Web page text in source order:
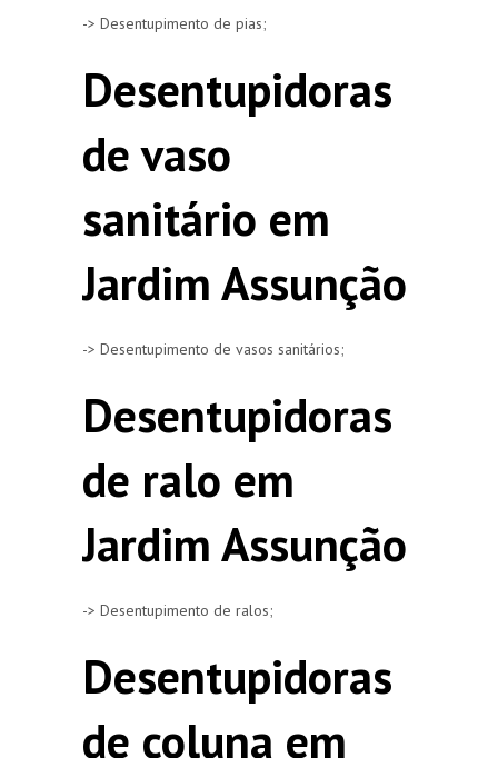
-> Desentupimento de pias;
Desentupidoras
de vaso
sanitário em
Jardim Assunção
-> Desentupimento de vasos sanitários;
Desentupidoras
de ralo em
Jardim Assunção
-> Desentupimento de ralos;
Desentupidoras
de coluna em